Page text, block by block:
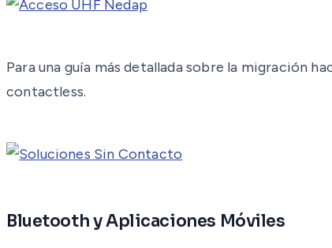
Para una guía más detallada sobre la migración
contactless.
Bluetooth y Aplicaciones Móviles